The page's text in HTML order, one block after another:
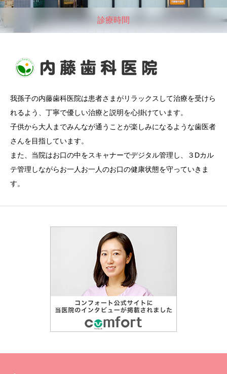
診療時間
我孫子の内藤歯科医院は患者さまがリラックスして治療を受けら
れるよう、丁寧で優しい治療と説明を心掛けています。
子供から大人までみんなが通うことが楽しみになるような歯医者
さんを目指しています。
また、当院はお口の中をスキャナーでデジタル管理し、３Dカル
テ管理しながらお一人お一人のお口の健康状態を守っていきま
す。